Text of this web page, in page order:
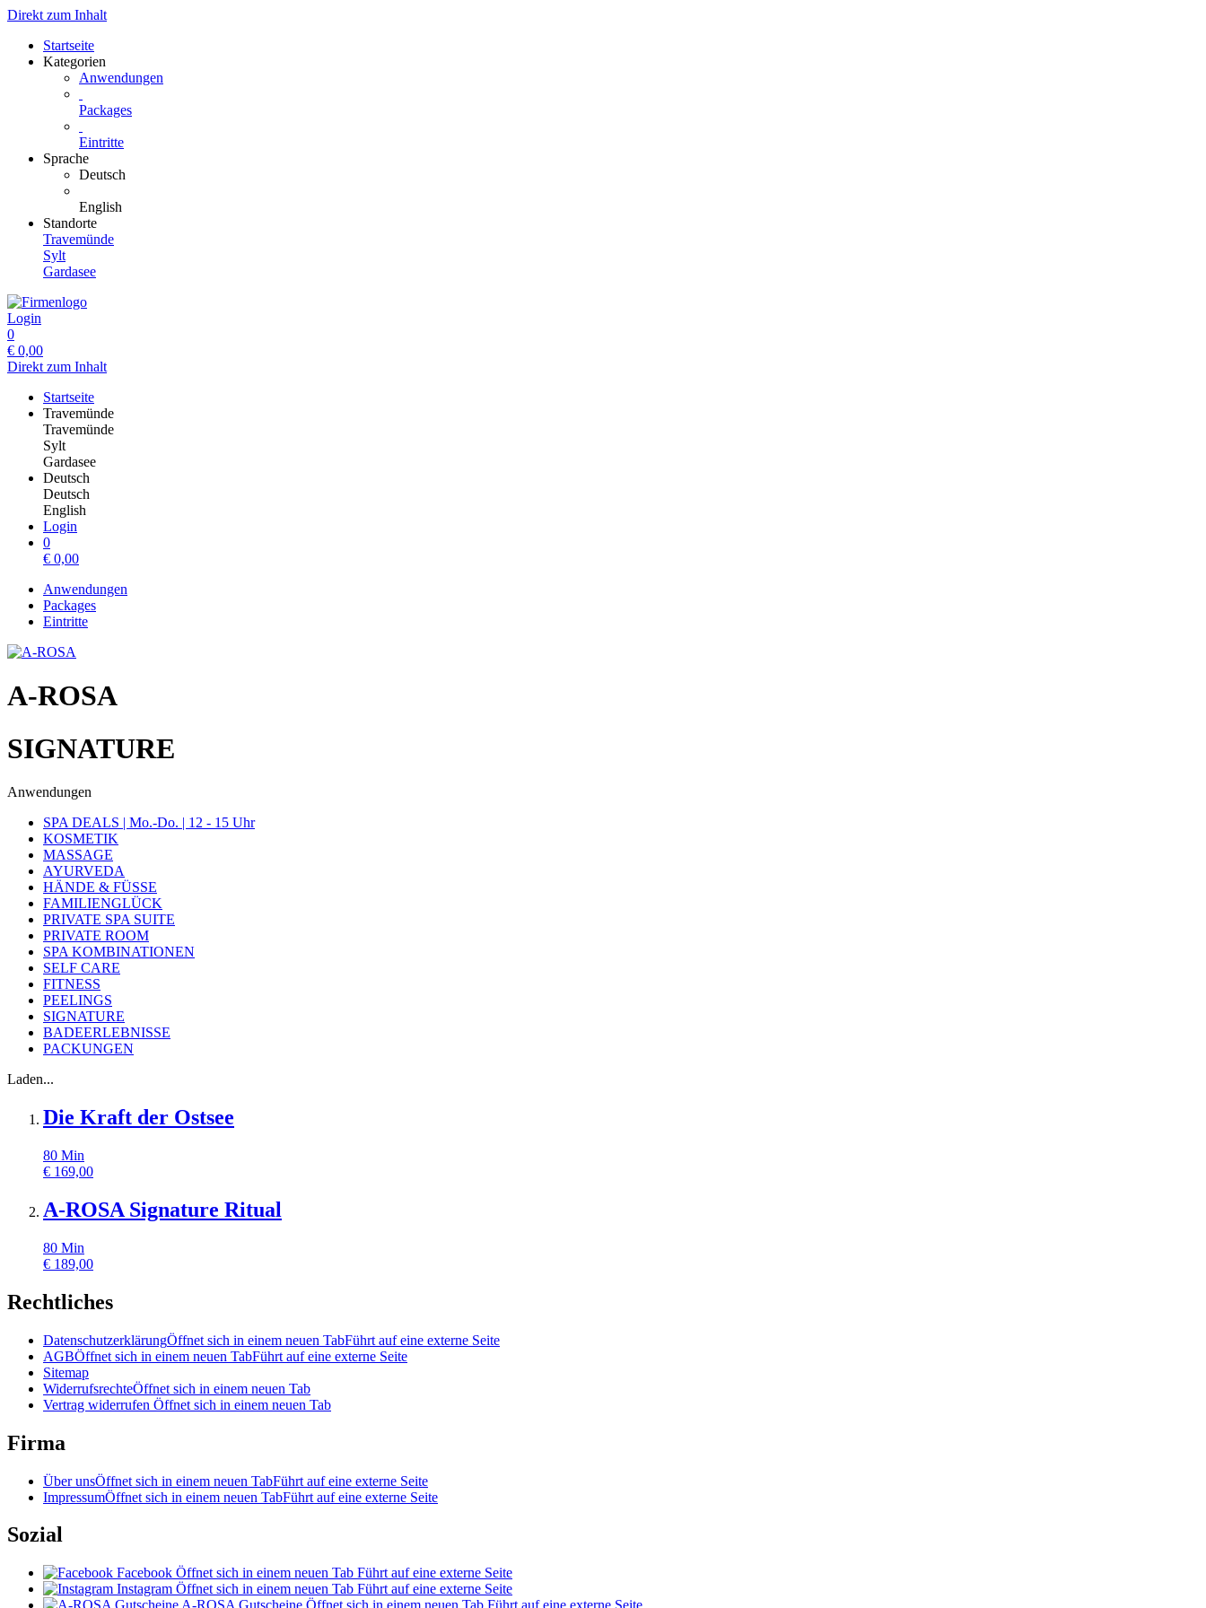
Direkt zum Inhalt
Startseite
Kategorien
Anwendungen
Packages
Eintritte
Sprache
Deutsch
English
Standorte
Travemünde
Sylt
Gardasee
Login
0
€ 0,00
Direkt zum Inhalt
Startseite
Travemünde
Travemünde
Sylt
Gardasee
Deutsch
Deutsch
English
Login
0
€ 0,00
Anwendungen
Packages
Eintritte
A-ROSA
SIGNATURE
Anwendungen
SPA DEALS | Mo.-Do. | 12 - 15 Uhr
KOSMETIK
MASSAGE
AYURVEDA
HÄNDE & FÜSSE
FAMILIENGLÜCK
PRIVATE SPA SUITE
PRIVATE ROOM
SPA KOMBINATIONEN
SELF CARE
FITNESS
PEELINGS
SIGNATURE
BADEERLEBNISSE
PACKUNGEN
Laden...
Die Kraft der Ostsee
80 Min
€ 169,00
A-ROSA Signature Ritual
80 Min
€ 189,00
Rechtliches
DatenschutzerklärungÖffnet sich in einem neuen TabFührt auf eine externe Seite
AGBÖffnet sich in einem neuen TabFührt auf eine externe Seite
Sitemap
WiderrufsrechteÖffnet sich in einem neuen Tab
Vertrag widerrufen Öffnet sich in einem neuen Tab
Firma
Über unsÖffnet sich in einem neuen TabFührt auf eine externe Seite
ImpressumÖffnet sich in einem neuen TabFührt auf eine externe Seite
Sozial
Facebook Öffnet sich in einem neuen Tab Führt auf eine externe Seite
Instagram Öffnet sich in einem neuen Tab Führt auf eine externe Seite